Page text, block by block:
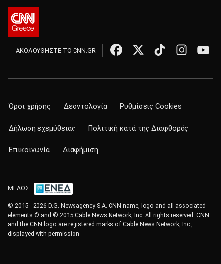
ΑΚΟΛΟΥΘΗΣΤΕ ΤΟ CNN.GR
Όροι χρήσης Δεοντολογία Ρυθμίσεις Cookies
Δήλωση εχεμύθειας Πολιτική κατά της Διαφθοράς
Επικοινωνία Διαφήμιση
ΜΕΛΟΣ
© 2015 - 2026 D.G. Newsagency S.A. CNN name, logo and all associated
elements ® and © 2015 Cable News Network, Inc. All rights reserved. CNN
and the CNN logo are registered marks of Cable News Network, Inc.,
displayed with permission